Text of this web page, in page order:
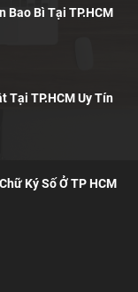
Bao Bì Tại TP.HCM
Tại TP.HCM Uy Tín
Ký Số Ở TP HCM